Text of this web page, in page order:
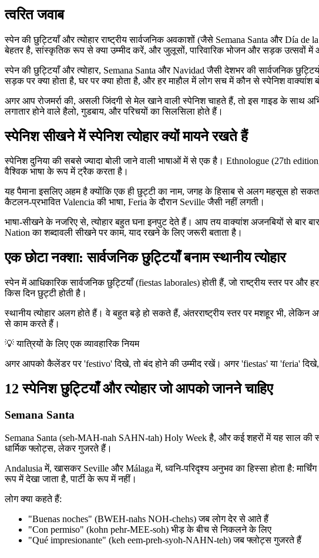
त्वरित जवाब
स्पेन की छुट्टियाँ और त्योहार राष्ट्रीय सार्वजनिक अवकाशों (जैसे Semana Santa और Día
बेहतर है, सांस्कृतिक रूप से क्या उम्मीद करें, और जुलूसों, पारिवारिक भोजन और सड़क उत्सवों
स्पेन की छुट्टियाँ और त्योहार, Semana Santa और Navidad जैसी देशभर की सार्वजनिक
सड़क पर क्या होता है, घर पर क्या होता है, और हर माहौल में लोग सच में कौन से स्पेनिश वाक्यांश
अगर आप रोजमर्रा की, असली जिंदगी से मेल खाने वाली स्पेनिश चाहते हैं, तो इस गाइड के साथ
लगातार होने वाले हैलो, गुडबाय, और परिचयों का सिलसिला होते हैं।
स्पेनिश सीखने में स्पेनिश त्योहार क्यों मायने रखते हैं
स्पेनिश दुनिया की सबसे ज्यादा बोली जाने वाली भाषाओं में से एक है। Ethnologue (27th
वैश्विक भाषा के रूप में ट्रैक करता है।
यह पैमाना इसलिए अहम है क्योंकि एक ही छुट्टी का नाम, जगह के हिसाब से अलग महसूस हो
कैटलन-प्रभावित Valencia की भाषा, Feria के दौरान Seville जैसी नहीं लगती।
भाषा-सीखने के नजरिए से, त्योहार बहुत घना इनपुट देते हैं। आप तय वाक्यांश अजनबियों से बार
Nation का शब्दावली सीखने पर काम, याद रखने के लिए जरूरी बताता है।
एक छोटा नक्शा: सार्वजनिक छुट्टियाँ बनाम स्थानीय त्योहार
स्पेन में आधिकारिक सार्वजनिक छुट्टियाँ (fiestas laborales) होती हैं, जो राष्ट्रीय स्तर पर
किस दिन छुट्टी होती है।
स्थानीय त्योहार अलग होते हैं। वे बहुत बड़े हो सकते हैं, अंतरराष्ट्रीय स्तर पर मशहूर भी,
से काम करते हैं।
💡 यात्रियों के लिए एक व्यावहारिक नियम
अगर आपको कैलेंडर पर 'festivo' दिखे, तो बंद होने की उम्मीद रखें। अगर 'fiestas' या 'feria'
12 स्पेनिश छुट्टियाँ और त्योहार जो आपको जानने चाहिए
Semana Santa
Semana Santa (seh-MAH-nah SAHN-tah) Holy Week है, और कई शहरों में यह साल की
धार्मिक फ्लोट्स, लेकर गुजरते हैं।
Andalusia में, खासकर Seville और Málaga में, ध्वनि-परिदृश्य अनुभव का हिस्सा होता है:
रूप में देखा जाता है, पार्टी के रूप में नहीं।
लोग क्या कहते हैं:
"Buenas noches" (BWEH-nahs NOH-chehs) जब लोग देर से आते हैं
"Con permiso" (kohn pehr-MEE-soh) भीड़ के बीच से निकलने के लिए
"Qué impresionante" (keh eem-preh-syoh-NAHN-teh) जब फ्लोट्स गुजरते हैं